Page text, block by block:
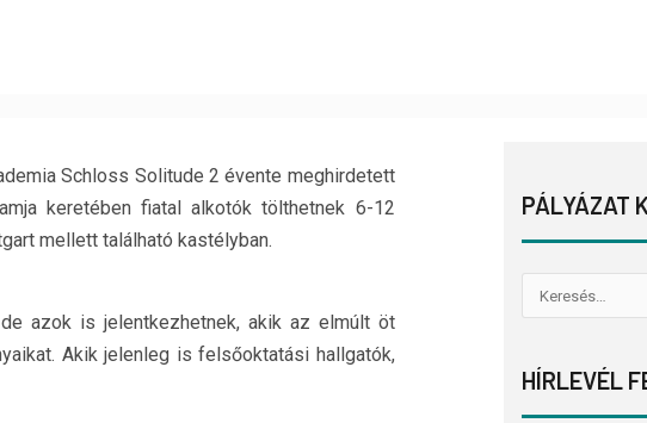
Schloss Solitude 2 évente meghirdetett
keretében fiatal alkotók tölthetnek 6-12
mellett található kastélyban.
azok is jelentkezhetnek, akik az elmúlt öt
Akik jelenleg is felsőoktatási hallgatók,
PÁLYÁZAT
HÍRLEVÉL